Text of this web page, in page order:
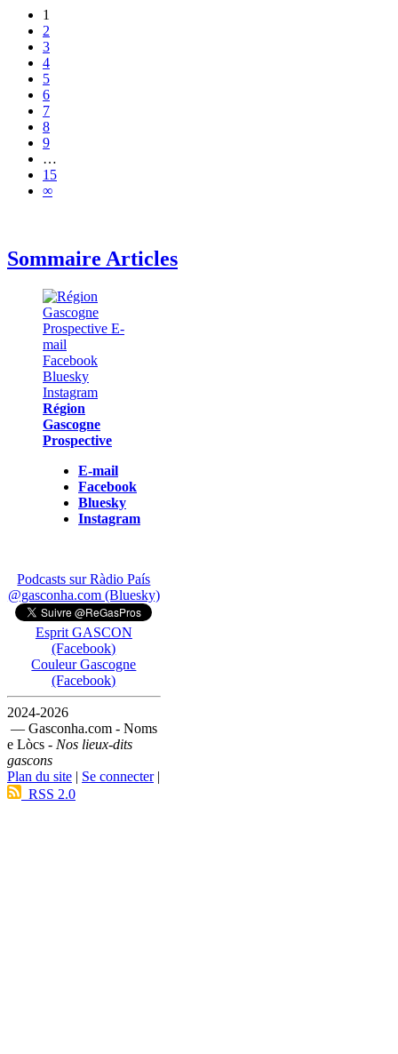
1
2
3
4
5
6
7
8
9
…
15
∞
Sommaire Articles
Région
Gascogne
Prospective
E-mail
Facebook
Bluesky
Instagram
Podcasts sur Ràdio País
@gasconha.com (Bluesky)
Esprit GASCON
(Facebook)
Couleur Gascogne
(Facebook)
2024-2026
— Gasconha.com - Noms
e Lòcs - Nos lieux-dits
gascons
Plan du site | Se connecter|
RSS 2.0